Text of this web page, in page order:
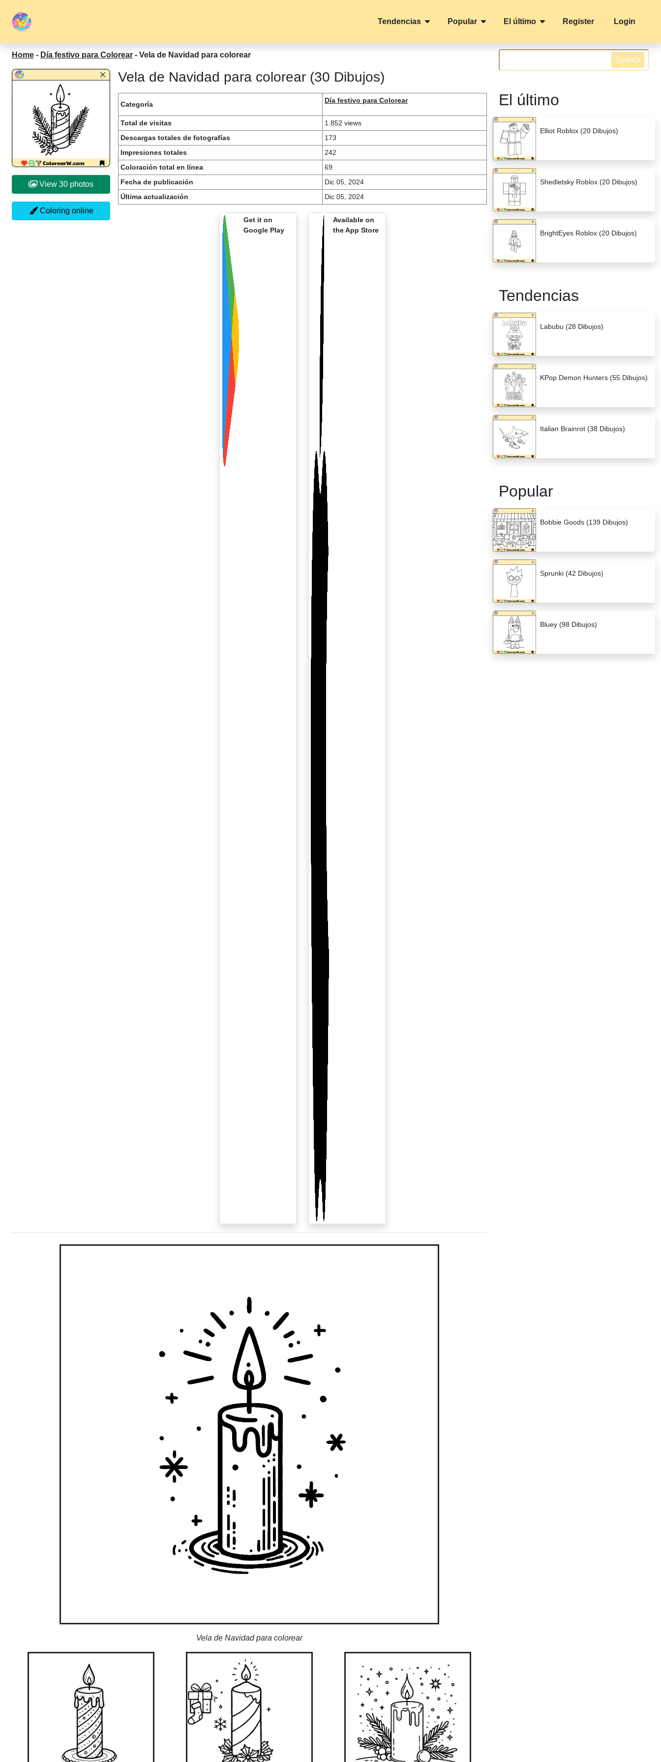
Tendencias Popular El último Register Login
Home - Día festivo para Colorear - Vela de Navidad para colorear
View 30 photos
Coloring online
Vela de Navidad para colorear (30 Dibujos)
Categoría Día festivo para Colorear
Total de visitas
1.852 views
Descargas totales de fotografías
173
Impresiones totales
242
Coloración total en línea
69
Fecha de publicación
Dic 05, 2024
Última actualización
Dic 05, 2024
Get it on
Google Play
Available on
the App Store
Vela de Navidad para colorear
Search
El último
Elliot Roblox (20 Dibujos)
Shedletsky Roblox (20 Dibujos)
BrightEyes Roblox (20 Dibujos)
Tendencias
Labubu (28 Dibujos)
KPop Demon Hunters (55 Dibujos)
Italian Brainrot (38 Dibujos)
Popular
Bobbie Goods (139 Dibujos)
Sprunki (42 Dibujos)
Bluey (98 Dibujos)